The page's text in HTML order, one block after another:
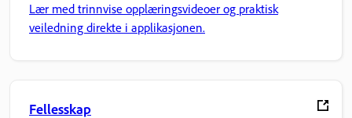
Lær med trinnvise opplæringsvideoer og praktisk
veiledning direkte i applikasjonen.
Fellesskap